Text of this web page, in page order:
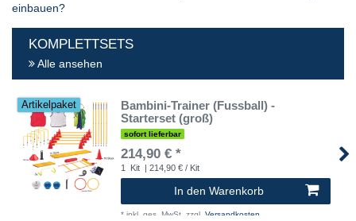
einbauen?
KOMPLETTSETS
Alle ansehen
Artikelpaket
Bambini-Trainer (Fussball) -
Starterset (groß)
sofort lieferbar
214,90 € *
1 Kit | 214,90 € / Kit
In den Warenkorb
* inkl. ges. MwSt. zzgl. Versandkosten